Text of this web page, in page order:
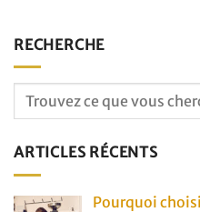
RECHERCHE
ARTICLES RÉCENTS
Pourquoi